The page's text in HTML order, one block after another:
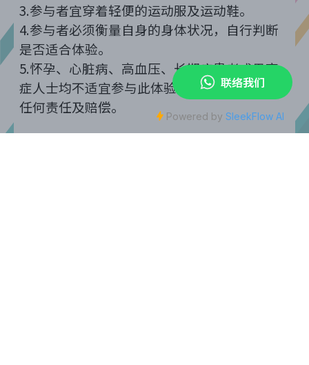
3.参与者宜穿着轻便的运动服及运动鞋。
4.参与者必须衡量自身的身体状况，自行判断
是否适合体验。
5.怀孕、心脏病、高血压、长期病患者或畏高
症人士均不适宜参与此体验。本公司将不承担
任何责任及赔偿。